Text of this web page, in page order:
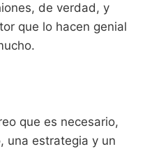
de verdad, y
que lo hacen genial
que es necesario,
una estrategia y un